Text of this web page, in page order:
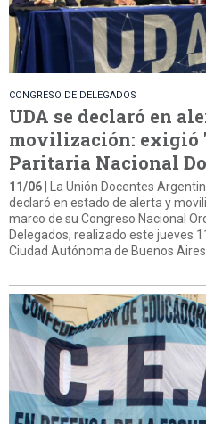
CONGRESO DE DELEGADOS
UDA se declaró en
movilización: exigió
Paritaria Nacional
11/06 | La Unión Docentes
declaró en estado de alerta y
marco de su Congreso Nacional
Delegados, realizado este jueves
Ciudad Autónoma de Buenos Aires.